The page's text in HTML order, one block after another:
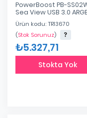
PowerBoost PB-
Sea View USB 3.0
ATX Mid Tower Beyaz
Kasa (power Supply
Ürün kodu: TR13670
(Stok Sorunuz)
₺5.327,71
Stokta Yok